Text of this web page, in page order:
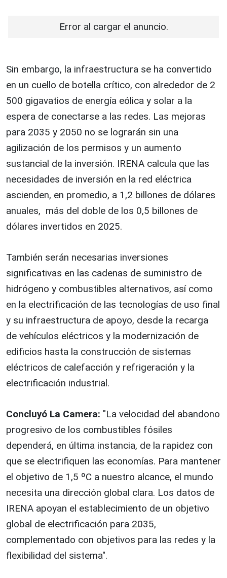
Error al cargar el anuncio.
Sin embargo, la infraestructura se ha convertido
en un cuello de botella crítico, con alrededor de 2
500 gigavatios de energía eólica y solar a la
espera de conectarse a las redes. Las mejoras
para 2035 y 2050 no se lograrán sin una
agilización de los permisos y un aumento
sustancial de la inversión. IRENA calcula que las
necesidades de inversión en la red eléctrica
ascienden, en promedio, a 1,2 billones de dólares
anuales, más del doble de los 0,5 billones de
dólares invertidos en 2025.
También serán necesarias inversiones
significativas en las cadenas de suministro de
hidrógeno y combustibles alternativos, así como
en la electrificación de las tecnologías de uso final
y su infraestructura de apoyo, desde la recarga
de vehículos eléctricos y la modernización de
edificios hasta la construcción de sistemas
eléctricos de calefacción y refrigeración y la
electrificación industrial.
Concluyó La Camera: "La velocidad del abandono
progresivo de los combustibles fósiles
dependerá, en última instancia, de la rapidez con
que se electrifiquen las economías. Para mantener
el objetivo de 1,5 ºC a nuestro alcance, el mundo
necesita una dirección global clara. Los datos de
IRENA apoyan el establecimiento de un objetivo
global de electrificación para 2035,
complementado con objetivos para las redes y la
flexibilidad del sistema".